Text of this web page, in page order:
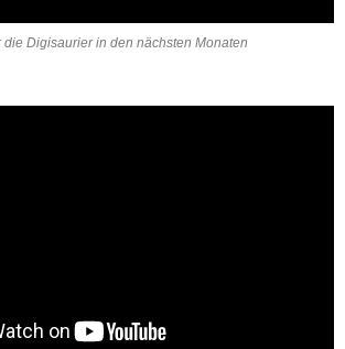
die Digisaurier in den nächsten Monaten